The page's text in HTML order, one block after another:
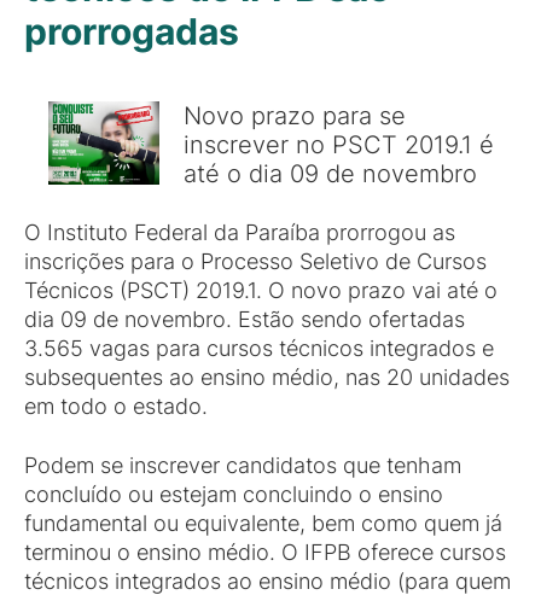
prorrogadas
Novo prazo para se
inscrever no PSCT 2019.1 é
até o dia 09 de novembro
O Instituto Federal da Paraíba prorrogou as
inscrições para o Processo Seletivo de Cursos
Técnicos (PSCT) 2019.1. O novo prazo vai até o
dia 09 de novembro. Estão sendo ofertadas
3.565 vagas para cursos técnicos integrados e
subsequentes ao ensino médio, nas 20 unidades
em todo o estado.
Podem se inscrever candidatos que tenham
concluído ou estejam concluindo o ensino
fundamental ou equivalente, bem como quem já
terminou o ensino médio. O IFPB oferece cursos
técnicos integrados ao ensino médio (para quem